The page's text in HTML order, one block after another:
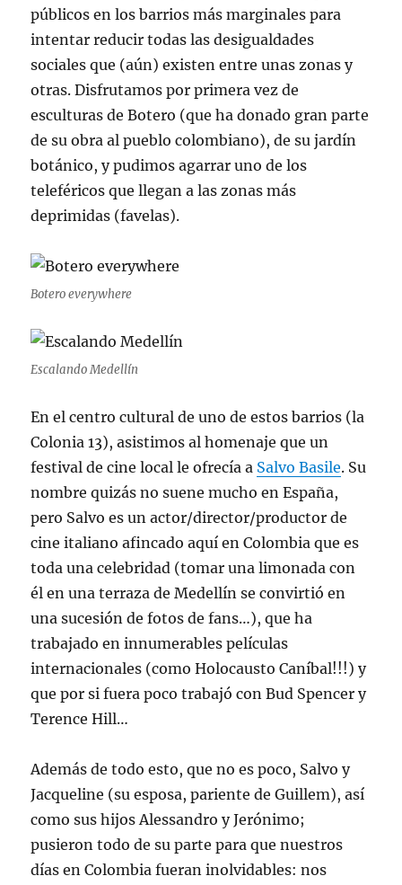
públicos en los barrios más marginales para
intentar reducir todas las desigualdades
sociales que (aún) existen entre unas zonas y
otras. Disfrutamos por primera vez de
esculturas de Botero (que ha donado gran parte
de su obra al pueblo colombiano), de su jardín
botánico, y pudimos agarrar uno de los
teleféricos que llegan a las zonas más
deprimidas (favelas).
Botero everywhere
Escalando Medellín
En el centro cultural de uno de estos barrios (la
Colonia 13), asistimos al homenaje que un
festival de cine local le ofrecía a Salvo Basile. Su
nombre quizás no suene mucho en España,
pero Salvo es un actor/director/productor de
cine italiano afincado aquí en Colombia que es
toda una celebridad (tomar una limonada con
él en una terraza de Medellín se convirtió en
una sucesión de fotos de fans…), que ha
trabajado en innumerables películas
internacionales (como Holocausto Caníbal!!!) y
que por si fuera poco trabajó con Bud Spencer y
Terence Hill…
Además de todo esto, que no es poco, Salvo y
Jacqueline (su esposa, pariente de Guillem), así
como sus hijos Alessandro y Jerónimo;
pusieron todo de su parte para que nuestros
días en Colombia fueran inolvidables: nos